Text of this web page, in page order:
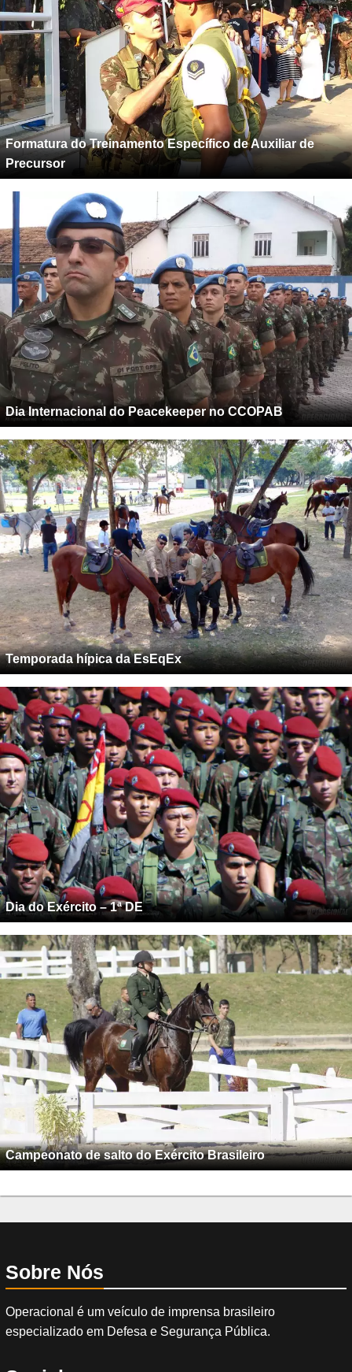
Formatura do Treinamento Específico de Auxiliar de
Precursor
Dia Internacional do Peacekeeper no CCOPAB
Temporada hípica da EsEqEx
Dia do Exército – 1ª DE
Campeonato de salto do Exército Brasileiro
Sobre Nós
Operacional é um veículo de imprensa brasileiro
especializado em Defesa e Segurança Pública.